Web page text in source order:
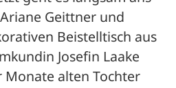
Geittner und
Beistelltisch aus
Josefin Laake
alten Tochter